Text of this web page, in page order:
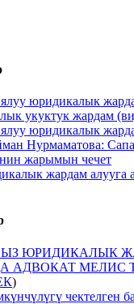
юридикалык
укуктук жардам
юридикалык
Нурмаматова:
жарымын чечет
жардам алууга
ЮРИДИКАЛЫК
АДВОКАТ МЕЛИС
)
чектелген